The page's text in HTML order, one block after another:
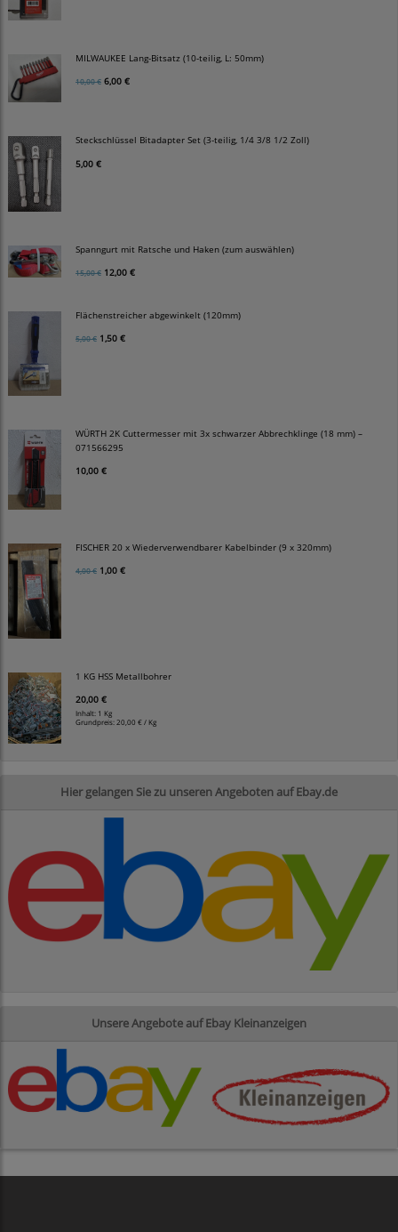
MILWAUKEE Lang-Bitsatz (10-teilig, L: 50mm)
10,00 € 6,00 €
Steckschlüssel Bitadapter Set (3-teilig, 1/4 3/8 1/2 Zoll)
5,00 €
Spanngurt mit Ratsche und Haken (zum auswählen)
15,00 € 12,00 €
Flächenstreicher abgewinkelt (120mm)
5,00 € 1,50 €
WÜRTH 2K Cuttermesser mit 3x schwarzer Abbrechklinge (18 mm) –
071566295
10,00 €
FISCHER 20 x Wiederverwendbarer Kabelbinder (9 x 320mm)
4,00 € 1,00 €
1 KG HSS Metallbohrer
20,00 €
Inhalt: 1 Kg
Grundpreis:20,00 € / Kg
Hier gelangen Sie zu unseren Angeboten auf Ebay.de
Unsere Angebote auf Ebay Kleinanzeigen